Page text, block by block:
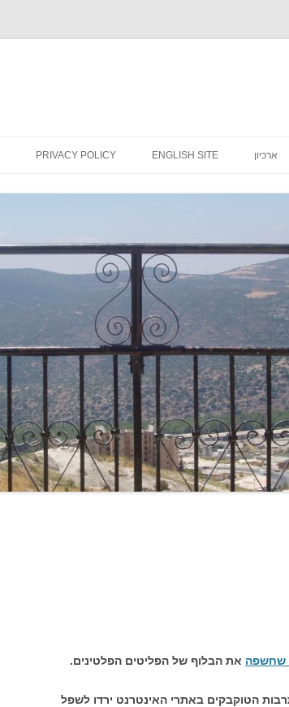
ארכיון ENGLISH SITE
PRIVACY POLICY
שחשפה את הבלוף של הפליטים הפלטינים.
הטוקבקים באתרי האינטרנט ירדו לשפל